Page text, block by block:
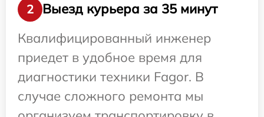
2
Выезд курьера за 35 минут
Квалифицированный инженер
приедет в удобное время для
диагностики техники Fagor. В
случае сложного ремонта мы